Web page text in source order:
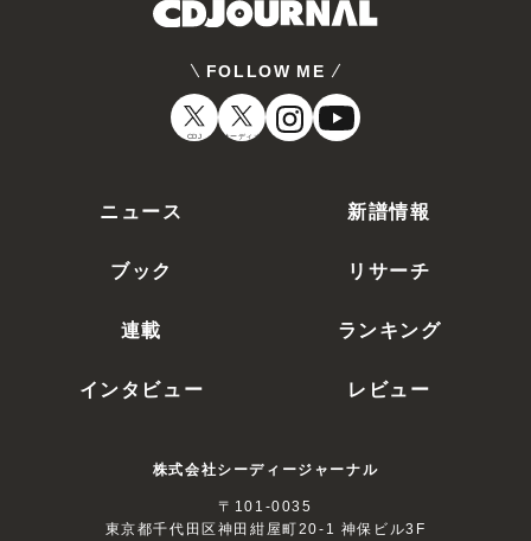
FOLLOW ME
CDJ オーディオ
ニュース 新譜情報
ブック リサーチ
連載 ランキング
インタビュー レビュー
株式会社シーディージャーナル
〒101-0035
東京都千代田区神田紺屋町20-1 神保ビル3F